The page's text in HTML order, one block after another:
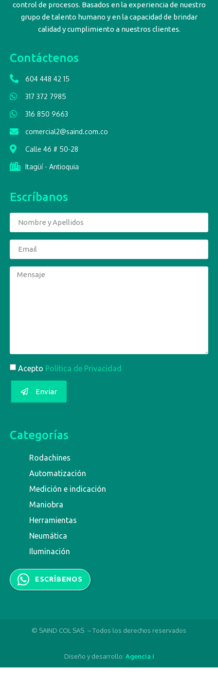
control de procesos. Basados en la experiencia de nuestro
grupo de talento humano y en la capacidad de brindar
calidad y cumplimiento a nuestros clientes.
Contáctenos
604 448 42 15
317 372 7985
316 850 9663
comercial2@saind.com.co
Calle 46 # 50-28
Itagüí - Antioquia
Escríbanos
Acepto Política de Privacidad
Enviar
Categorías
Rodachines
Automatización
Medición e indicación
Maniobra
Herramientas
Neumática
Iluminación
ESCRÍBENOS
© SAIND COL SAS – Todos los derechos reservados
Diseño y desarrollo: Agencia i